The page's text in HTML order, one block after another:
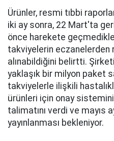
Ürünler, resmi tıbbi
iki ay sonra, 22 Mart'ta
önce harekete
takviyelerin eczanelerden
alınabildiğini belirtti.
yaklaşık bir milyon paket
takviyelerle ilişkili
ürünleri için onay
talimatını verdi ve mayıs
yayınlanması bekleniyor.